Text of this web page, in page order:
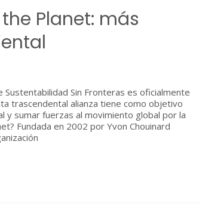
the Planet: más
Sin Fronteras es oficialmente
trascendental alianza tiene como objetivo
y sumar fuerzas al movimiento global por la
Fundada en 2002 por Yvon Chouinard